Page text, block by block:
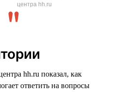
центра hh.ru
hh.ru показал, как
ответить на вопросы